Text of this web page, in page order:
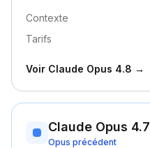
Contexte
Tarifs
Voir Claude Opus 4.8 →
Claude Opus 4.7
Opus précédent